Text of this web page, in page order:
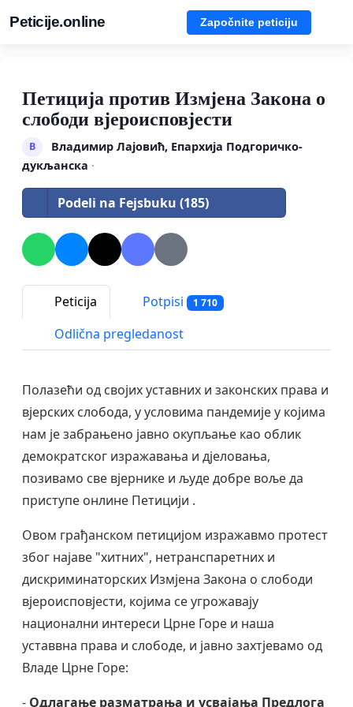
Peticije.online Započnite peticiju
Петиција против Измјена Закона о
слободи вјероисповјести
В
Владимир Лајовић, Епархија Подгоричко-
дукљанска ·
Podeli na Fejsbuku (185)
Peticija Potpisi 1 710
Odlična pregledanost
Полазећи од својих уставних и законских права и
вјерских слобода, у условима пандемије у којима
нам је забрањено јавно окупљање као облик
демократског изражавања и дјеловања,
позивамо све вјернике и људе добре воље да
приступе онлине Петицији .
Овом грађанском петицијом изражавмо протест
због најаве "хитних", нетранспаретних и
дискриминаторских Измјена Закона о слободи
вјероисповјести, којима се угрожавају
национални интереси Црне Горе и наша
уставвна права и слободе, и јавно захтјевамо од
Владе Црне Горе:
- Одлагање разматрања и усвајања Предлога